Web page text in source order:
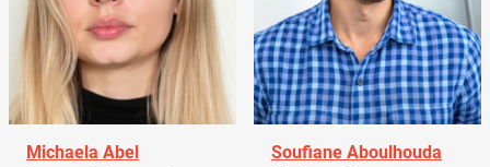
Michaela Abel
Soufiane Aboulhouda